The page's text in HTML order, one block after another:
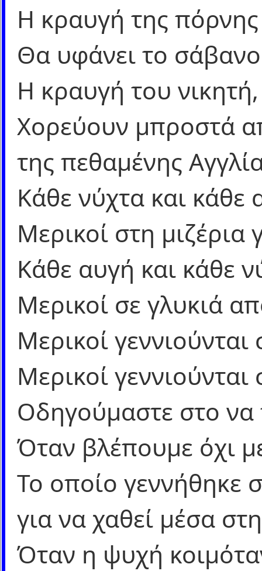
Η κραυγή της
Θα υφάνει το
Η κραυγή του
Χορεύουν μπροστά
της πεθαμένης
Κάθε νύχτα και κάθε
Μερικοί στη μιζέρια
Κάθε αυγή και κάθε
Μερικοί σε γλυκιά
Μερικοί
Μερικοί
Οδηγούμαστε στο να
Όταν βλέπουμε όχι
Το οποίο γεννήθηκε
για να χαθεί μέσα
Όταν η ψυχή